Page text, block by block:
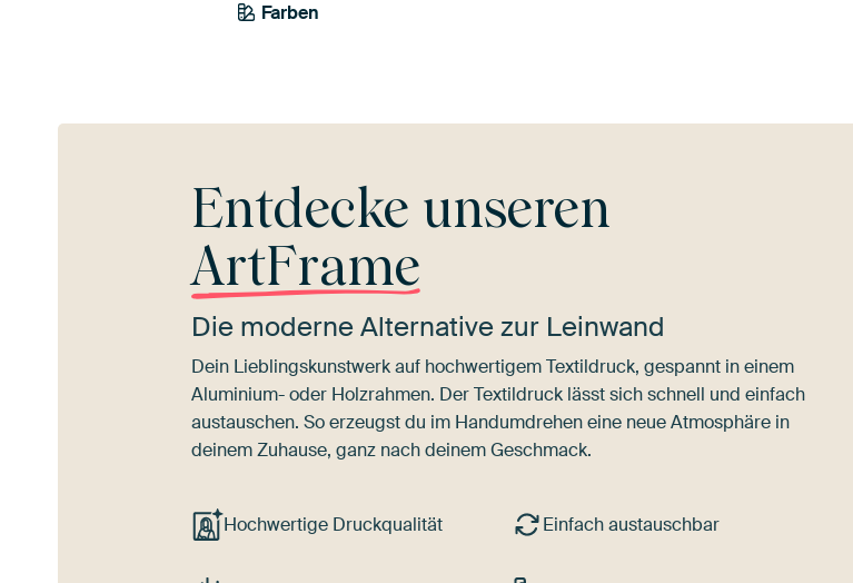
Farben
Beige
Entdecke unseren
ArtFrame
Die moderne Alternative zur Leinwand
Dein Lieblingskunstwerk auf hochwertigem Textildruck, gespannt in einem
Aluminium- oder Holzrahmen. Der Textildruck lässt sich schnell und einfach
austauschen. So erzeugst du im Handumdrehen eine neue Atmosphäre in
deinem Zuhause, ganz nach deinem Geschmack.
Hochwertige Druckqualität Einfach austauschbar